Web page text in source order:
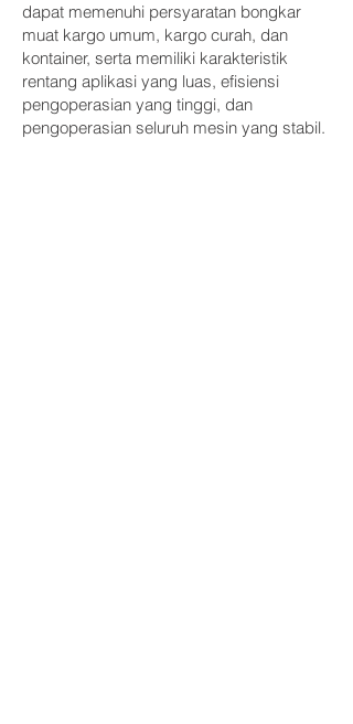
dapat memenuhi persyaratan bongkar
muat kargo umum, kargo curah, dan
kontainer, serta memiliki karakteristik
rentang aplikasi yang luas, efisiensi
pengoperasian yang tinggi, dan
pengoperasian seluruh mesin yang stabil.